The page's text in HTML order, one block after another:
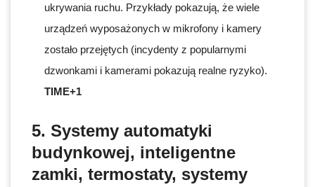
ukrywania ruchu. Przykłady pokazują, że wiele
urządzeń wyposażonych w mikrofony i kamery
zostało przejętych (incydenty z popularnymi
dzwonkami i kamerami pokazują realne ryzyko).
TIME+1
5. Systemy automatyki
budynkowej, inteligentne
zamki, termostaty, systemy